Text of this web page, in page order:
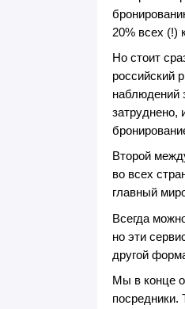
20% всех (!)
Но стоит
российский
наблюдений
затруднено,
Второй
во всех
главный
Всегда
но эти
другой
Мы в конце
посредники.